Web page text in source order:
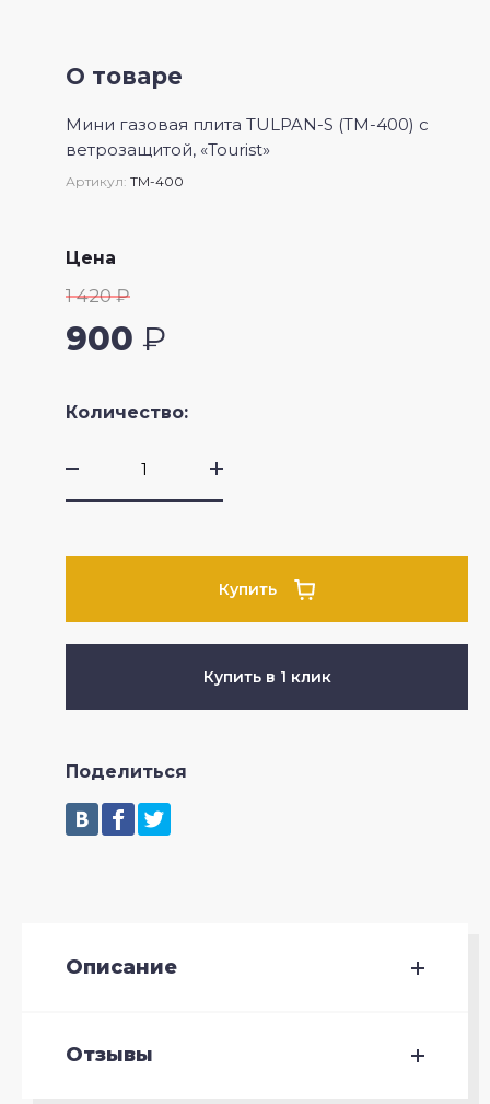
О товаре
Мини газовая плита TULPAN-S (TM-400) с
ветрозащитой, «Tourist»
Артикул: TM-400
Цена
1 420 ₽
900 ₽
Количество:
Купить
Купить в 1 клик
Поделиться
Описание
Отзывы